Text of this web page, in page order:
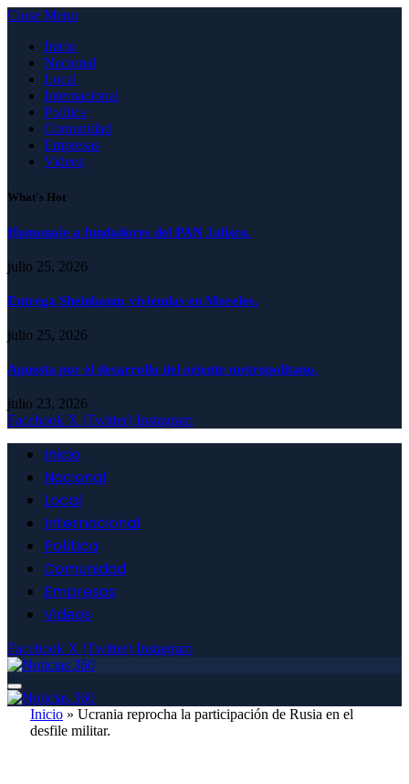
Close Menu
Inicio
Nacional
Local
Internacional
Política
Comunidad
Empresas
Videos
What's Hot
Homenaje a fundadores del PAN Jalisco.
julio 25, 2026
Entrega Sheinbaum viviendas en Morelos.
julio 25, 2026
Apuesta por el desarrollo del oriente metropolitano.
julio 23, 2026
Facebook X (Twitter) Instagram
Inicio
Nacional
Local
Internacional
Política
Comunidad
Empresas
Videos
Facebook X (Twitter) Instagram
Inicio » Ucrania reprocha la participación de Rusia en el
desfile militar.